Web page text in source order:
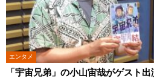
エンタメ
「宇宙兄弟」の小山宙哉がゲスト